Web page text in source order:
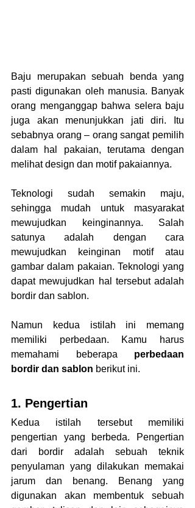
Baju merupakan sebuah benda yang
pasti digunakan oleh manusia. Banyak
orang menganggap bahwa selera baju
juga akan menunjukkan jati diri. Itu
sebabnya orang – orang sangat pemilih
dalam hal pakaian, terutama dengan
melihat design dan motif pakaiannya.
Teknologi sudah semakin maju,
sehingga mudah untuk masyarakat
mewujudkan keinginannya. Salah
satunya adalah dengan cara
mewujudkan keinginan motif atau
gambar dalam pakaian. Teknologi yang
dapat mewujudkan hal tersebut adalah
bordir dan sablon.
Namun kedua istilah ini memang
memiliki perbedaan. Kamu harus
memahami beberapa perbedaan
bordir dan sablon berikut ini.
1. Pengertian
Kedua istilah tersebut memiliki
pengertian yang berbeda. Pengertian
dari bordir adalah sebuah teknik
penyulaman yang dilakukan memakai
jarum dan benang. Benang yang
digunakan akan membentuk sebuah